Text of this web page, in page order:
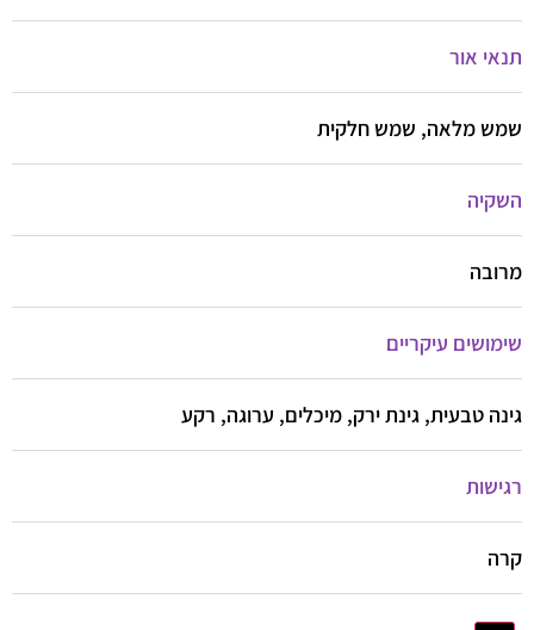
תנאי אור
שמש מלאה, שמש חלקית
השקיה
מרובה
שימושים עיקריים
גינה טבעית, גינת ירק, מיכלים, ערוגה, רקע
רגישות
קרה